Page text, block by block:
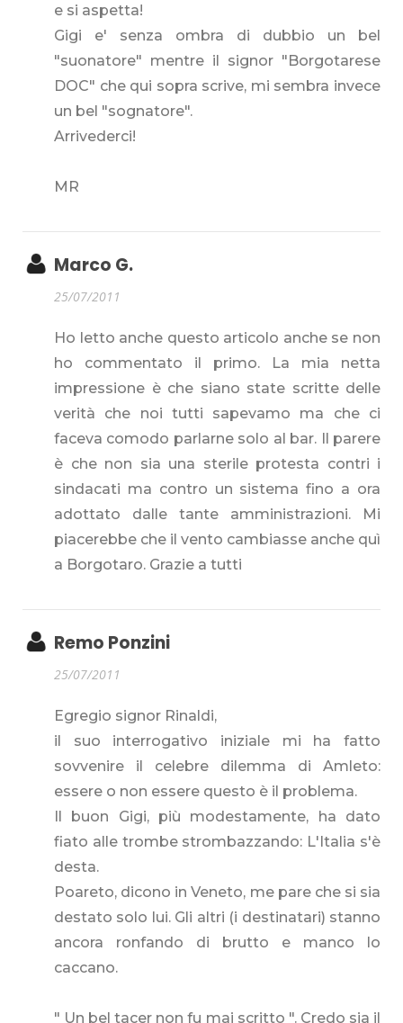
e si aspetta!
Gigi e' senza ombra di dubbio un bel
"suonatore" mentre il signor "Borgotarese
DOC" che qui sopra scrive, mi sembra invece
un bel "sognatore".
Arrivederci!
MR
Marco G.
25/07/2011
Ho letto anche questo articolo anche se non
ho commentato il primo. La mia netta
impressione è che siano state scritte delle
verità che noi tutti sapevamo ma che ci
faceva comodo parlarne solo al bar. Il parere
è che non sia una sterile protesta contri i
sindacati ma contro un sistema fino a ora
adottato dalle tante amministrazioni. Mi
piacerebbe che il vento cambiasse anche quì
a Borgotaro. Grazie a tutti
Remo Ponzini
25/07/2011
Egregio signor Rinaldi,
il suo interrogativo iniziale mi ha fatto
sovvenire il celebre dilemma di Amleto:
essere o non essere questo è il problema.
Il buon Gigi, più modestamente, ha dato
fiato alle trombe strombazzando: L'Italia s'è
desta.
Poareto, dicono in Veneto, me pare che si sia
destato solo lui. Gli altri (i destinatari) stanno
ancora ronfando di brutto e manco lo
caccano.
" Un bel tacer non fu mai scritto ". Credo sia il